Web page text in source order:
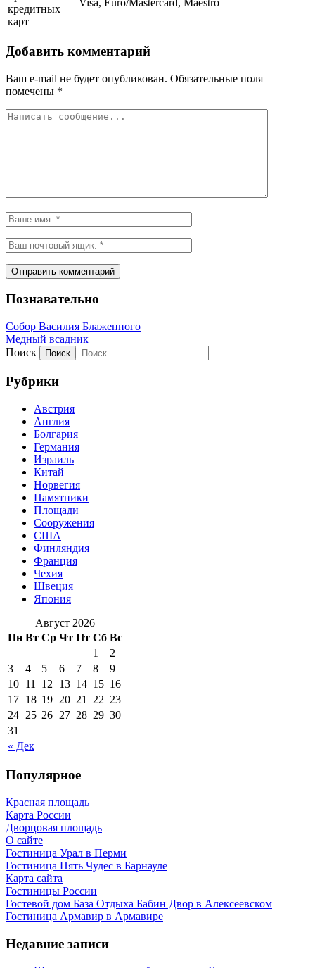
кредитных
карт
Visa, Euro/Mastercard, Maestro
Добавить комментарий
Ваш e-mail не будет опубликован. Обязательные поля
помечены *
Познавательно
Собор Василия Блаженного
Медный всадник
Поиск
Рубрики
Австрия
Англия
Болгария
Германия
Израиль
Китай
Норвегия
Памятники
Площади
Сооружения
США
Финляндия
Франция
Чехия
Швеция
Япония
Август 2026
Пн Вт Ср Чт Пт Сб Вс
« Дек
1
2
3
4 5 6 7 8
9
10 11 12 13 14 15 16
17 18 19 20 21 22 23
24 25 26 27 28 29 30
31
Популярное
Красная площадь
Карта России
Дворцовая площадь
О сайте
Гостиница Урал в Перми
Гостиница Пять Чудес в Барнауле
Карта сайта
Гостиницы России
Гостевой дом База Отдыха Бабин Двор в Алексеевском
Гостиница Армавир в Армавире
Недавние записи